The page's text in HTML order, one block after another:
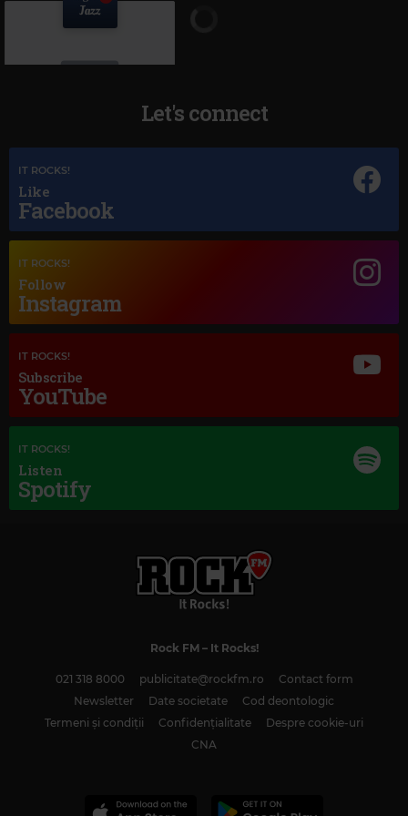
Magic Jazz
DEAN MARTIN–BLUE MOON
Magic Classic Music
MAJOR
Let's connect
IT ROCKS!
Like
Facebook
IT ROCKS!
Follow
Instagram
IT ROCKS!
Subscribe
YouTube
IT ROCKS!
Listen
Spotify
Rock FM– It Rocks!
021 318 8000 publicitate@rockfm.ro
Contact form
Newsletter
Date societate
Cod deontologic
Termeni și condiții
Confidențialitate
Despre cookie-uri
CNA